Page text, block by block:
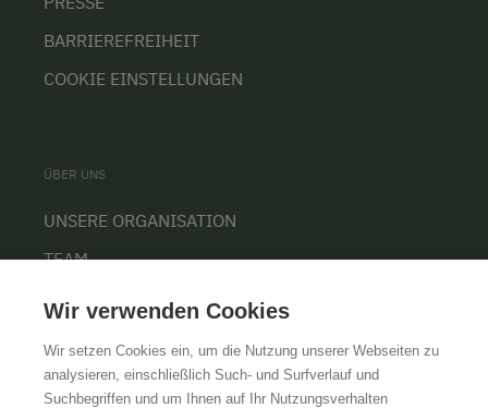
BARRIEREFREIHEIT
COOKIE EINSTELLUNGEN
ÜBER UNS
UNSERE ORGANISATION
TEAM
Wir verwenden Cookies
Wir setzen Cookies ein, um die Nutzung unserer Webseiten zu
analysieren, einschließlich Such- und Surfverlauf und
Suchbegriffen und um Ihnen auf Ihr Nutzungsverhalten